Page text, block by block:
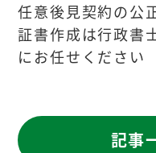
任意後見契約の公
証書作成は行政書
にお任せください
記事